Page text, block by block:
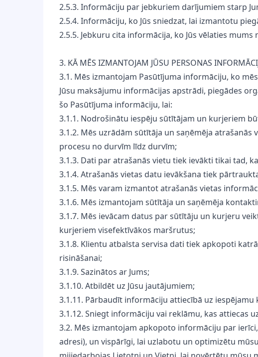
2.5.3. Informāciju par jebkuriem darījumiem starp
2.5.4. Informāciju, ko Jūs sniedzat, lai izmantotu
2.5.5. Jebkuru cita informācija, ko Jūs vēlaties mums
3. KĀ MĒS IZMANTOJAM JŪSU PERSONAS
3.1. Mēs izmantojam Pasūtījuma informāciju, ko
Jūsu maksājumu informācijas apstrādi, piegādes
šo Pasūtījuma informāciju, lai:
3.1.1. Nodrošinātu iespēju sūtītājam un kurjeriem
3.1.2. Mēs uzrādām sūtītāja un saņēmēja
procesu no durvīm līdz durvīm;
3.1.3. Dati par atrašanās vietu tiek ievākti tikai tad,
3.1.4. Atrašanās vietas datu ievākšana tiek
3.1.5. Mēs varam izmantot atrašanās vietas
3.1.6. Mēs izmantojam sūtītāja un saņēmēja
3.1.7. Mēs ievācam datus par sūtītāju un kurjeru
kurjeriem visefektīvākos maršrutus;
3.1.8. Klientu atbalsta servisa dati tiek apkopoti
risināšanai;
3.1.9. Sazinātos ar Jums;
3.1.10. Atbildēt uz Jūsu jautājumiem;
3.1.11. Pārbaudīt informāciju attiecībā uz
3.1.12. Sniegt informāciju vai reklāmu, kas attiecas
3.2. Mēs izmantojam apkopoto informāciju par
adresi), un vispārīgi, lai uzlabotu un optimizētu